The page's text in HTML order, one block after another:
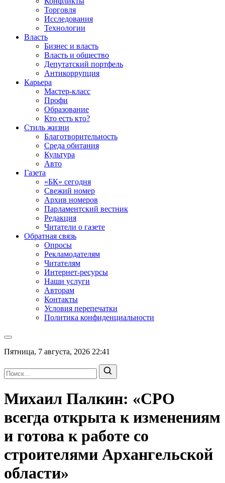
Торговля
Исследования
Технологии
Власть
Бизнес и власть
Власть и общество
Депутатский портфель
Антикоррупция
Карьера
Мастер-класс
Профи
Образование
Кто есть кто?
Стиль жизни
Благотворительность
Среда обитания
Культура
Авто
Газета
«БК» сегодня
Свежий номер
Архив номеров
Парламентский вестник
Редакция
Читатели о газете
Обратная связь
Опросы
Рекламодателям
Читателям
Интернет-ресурсы
Наши услуги
Авторам
Контакты
Условия перепечатки
Политика конфиденциальности
Пятница, 7 августа, 2026 22:41
Михаил Палкин: «СРО
всегда открыта к изменениям
и готова к работе со
строителями Архангельской
области»